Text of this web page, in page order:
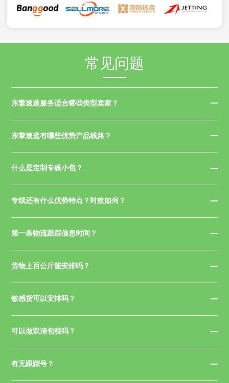
常见问题
东擎速递服务适合哪些类型卖家？
东擎速递有哪些优势产品线路？
什么是定制专线小包？
专线还有什么优势特点？时效如何？
第一条物流跟踪信息时间？
货物上百公斤能安排吗？
敏感货可以安排吗？
可以做双清包税吗？
有无跟踪号？